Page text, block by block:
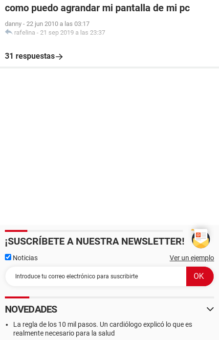
como puedo agrandar mi pantalla de mi pc
danny - 22 jun 2010 a las 03:17
rafelina - 21 sep 2019 a las 23:37
31 respuestas
¡SUSCRÍBETE A NUESTRA NEWSLETTER!
Noticias Ver un ejemplo
NOVEDADES
La regla de los 10 mil pasos. Un cardiólogo explicó lo que es
realmente necesario para la salud